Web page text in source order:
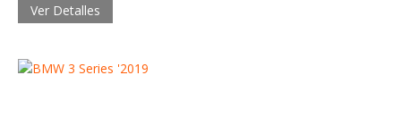
Ver Detalles